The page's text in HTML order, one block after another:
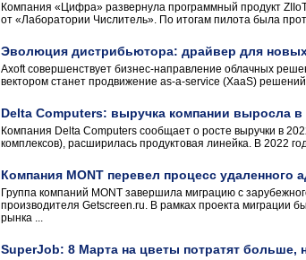
Компания «Цифра» развернула программный продукт
от «Лаборатории Числитель». По итогам пилота была
Эволюция дистрибьютора: драйвер для
Axoft совершенствует бизнес-направление облачных
вектором станет продвижение as-a-service (XaaS)
Delta Computers: выручка компании выросла в
Компания Delta Computers сообщает о росте выручки в
комплексов), расширилась продуктовая линейка. В 2022
Компания MONT перевел процесс удаленного
Группа компаний MONT завершила миграцию с
производителя Getscreen.ru. В рамках проекта миграции
рынка ...
SuperJob: 8 Марта на цветы потратят